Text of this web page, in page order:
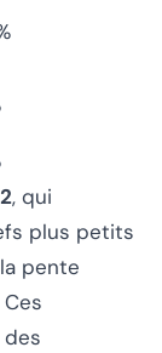
, qui
plus petits
pente
Ces